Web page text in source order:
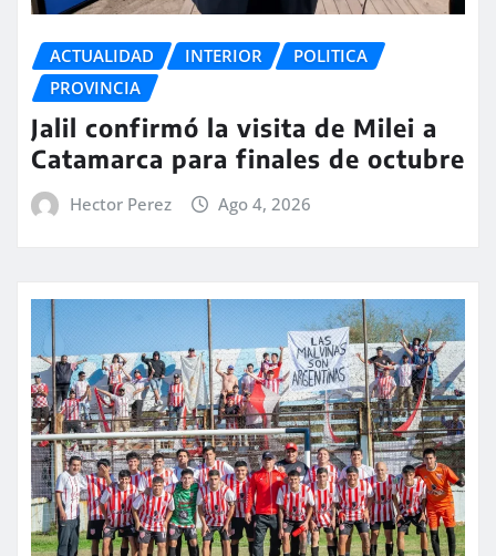
ACTUALIDAD INTERIOR
POLITICA
PROVINCIA
Jalil confirmó la visita de Milei a
Catamarca para finales de octubre
Hector Perez Ago 4, 2026